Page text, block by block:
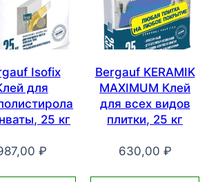
Isofiх
для
25 кг
₽
Bergauf KERAMIK
MAXIMUM Клей
для всех видов
плитки, 25 кг
630,00 ₽